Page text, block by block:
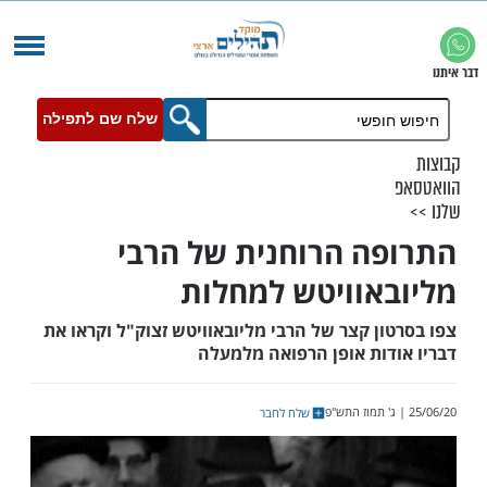
שלח שם לתפילה
הרוחנית של הרבי
למחלות
קצר של הרבי מליובאוויטש זצוק"ל וקראו את
אופן הרפואה מלמעלה